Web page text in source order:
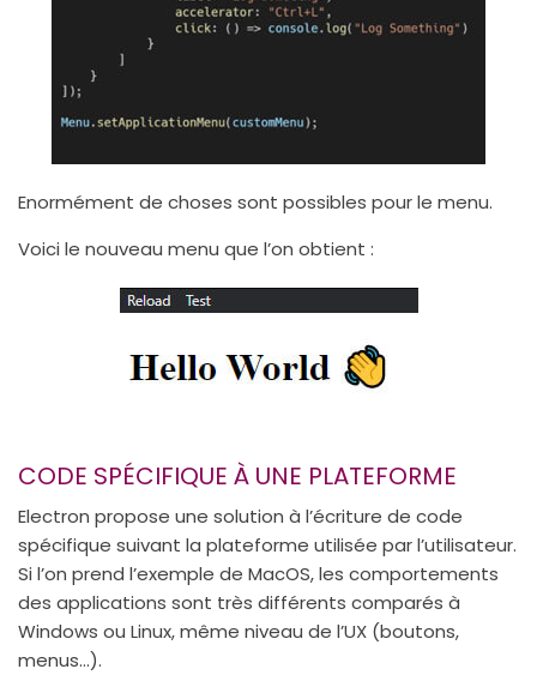
Enormément de choses sont possibles pour le menu.
Voici le nouveau menu que l’on obtient :
CODE SPÉCIFIQUE À UNE PLATEFORME
Electron propose une solution à l’écriture de code
spécifique suivant la plateforme utilisée par l’utilisateur.
Si l’on prend l’exemple de MacOS, les comportements
des applications sont très différents comparés à
Windows ou Linux, même niveau de l’UX (boutons,
menus…).